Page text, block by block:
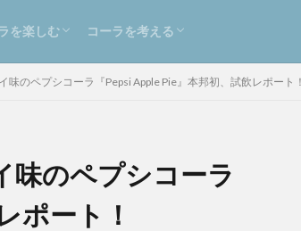
を楽しむ
店情報
ピ
ント
コーラを考える
健康
環境
雑記
お知らせ
味のペプシコーラ『Pepsi Apple Pie』本邦初、試飲レポート！
味のペプシコーラ
ポート！
ヨーロッパ